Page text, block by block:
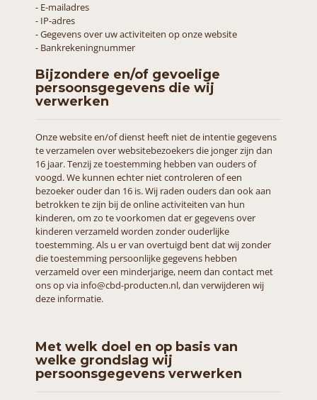
- E-mailadres
- IP-adres
- Gegevens over uw activiteiten op onze website
- Bankrekeningnummer
Bijzondere en/of gevoelige
persoonsgegevens die wij
verwerken
Onze website en/of dienst heeft niet de intentie gegevens
te verzamelen over websitebezoekers die jonger zijn dan
16 jaar. Tenzij ze toestemming hebben van ouders of
voogd. We kunnen echter niet controleren of een
bezoeker ouder dan 16 is. Wij raden ouders dan ook aan
betrokken te zijn bij de online activiteiten van hun
kinderen, om zo te voorkomen dat er gegevens over
kinderen verzameld worden zonder ouderlijke
toestemming. Als u er van overtuigd bent dat wij zonder
die toestemming persoonlijke gegevens hebben
verzameld over een minderjarige, neem dan contact met
ons op via info@cbd-producten.nl, dan verwijderen wij
deze informatie.
Met welk doel en op basis van
welke grondslag wij
persoonsgegevens verwerken